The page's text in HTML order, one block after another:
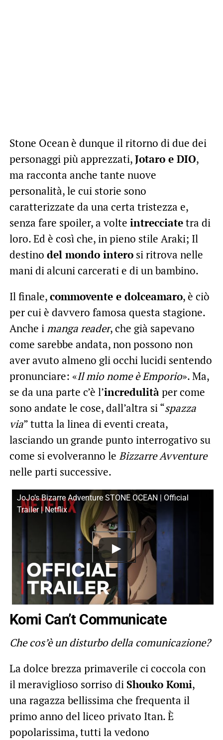
Stone Ocean è dunque il ritorno di due dei
personaggi più apprezzati,Jotaro e DIO,
ma racconta anche tante nuove
personalità, le cui storie sono
caratterizzate da una certa tristezza e,
senza fare spoiler, a volte intrecciatetra di
loro. Ed è così che, in pieno stile Araki; Il
destino del mondo interosi ritrova nelle
mani di alcuni carcerati e di un bambino.
Il finale,commovente e dolceamaro, è ciò
per cui è davvero famosa questa stagione.
Anche imanga reader, che già sapevano
come sarebbe andata, non possono non
aver avuto almeno gli occhi lucidi sentendo
pronunciare: «Il mio nome è Emporio». Ma,
se da una parte c’è l’incredulitàper come
sono andate le cose, dall’altra si “spazza
via” tutta la linea di eventi creata,
lasciando un grande punto interrogativo su
come si evolveranno le Bizzarre Avventure
nelle parti successive.
JoJo’s Bizarre Adventure STONE OCEAN | Official
Trailer | Netflix
Komi Can’t Communicate
Che cos’è un disturbo della comunicazione?
La dolce brezza primaverile ci coccola con
il meraviglioso sorriso di Shouko Komi,
una ragazza bellissima che frequenta il
primo anno del liceo privato Itan. È
popolarissima, tutti la vedono